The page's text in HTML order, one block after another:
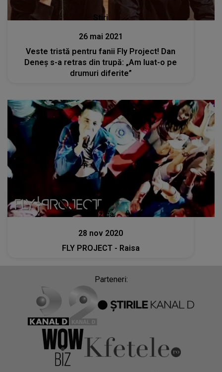
Stiri
26 mai 2021
Veste tristă pentru fanii Fly Project! Dan
Deneș s-a retras din trupă: „Am luat-o pe
drumuri diferite”
Muzica
28 nov 2020
FLY PROJECT - Raisa
Parteneri: